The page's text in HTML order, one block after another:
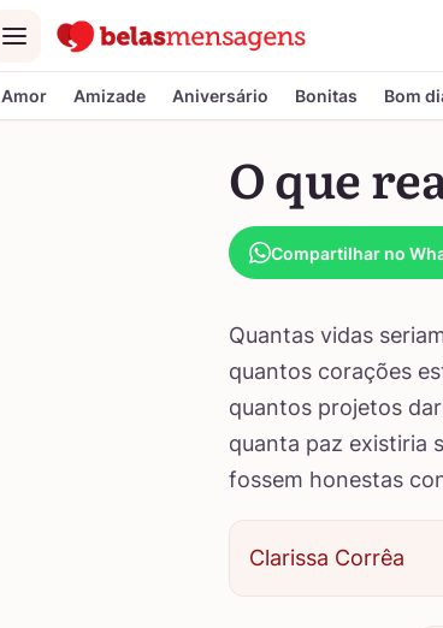
Menu
Amor Amizade Aniversário Bonitas Bom
O que
Compartilhar no
Quantas vidas
quantos corações
quantos projetos
quanta paz existiria
fossem honestas
Clarissa Corrêa